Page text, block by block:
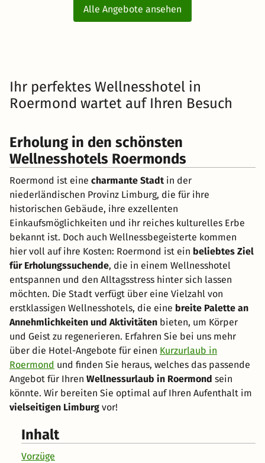
Alle Angebote ansehen
Ihr perfektes Wellnesshotel in
Roermond wartet auf Ihren Besuch
Erholung in den schönsten
Wellnesshotels Roermonds
Roermond ist eine charmante Stadtin der
niederländischen Provinz Limburg, die für ihre
historischen Gebäude, ihre exzellenten
Einkaufsmöglichkeiten und ihr reiches kulturelles Erbe
bekannt ist. Doch auch Wellnessbegeisterte kommen
hier voll auf ihre Kosten: Roermond ist ein beliebtes Ziel
für Erholungssuchende, die in einem Wellnesshotel
entspannen und den Alltagsstress hinter sich lassen
möchten. Die Stadt verfügt über eine Vielzahl von
erstklassigen Wellnesshotels, die eine breite Palette an
Annehmlichkeiten und Aktivitäten bieten, um Körper
und Geist zu regenerieren. Erfahren Sie bei uns mehr
über die Hotel-Angebote für einen Kurzurlaub in
Roermond und finden Sie heraus, welches das passende
Angebot für Ihren Wellnessurlaub in Roermond sein
könnte. Wir bereiten Sie optimal auf Ihren Aufenthalt im
vielseitigen Limburg vor!
Inhalt
Vorzüge